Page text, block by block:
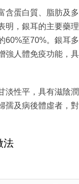
含蛋白質、脂肪及
明，銀耳的主要藥
60%至70%。銀耳
強人體免疫功能，
淡性平，具有滋陰
孺及病後體虛者，
法